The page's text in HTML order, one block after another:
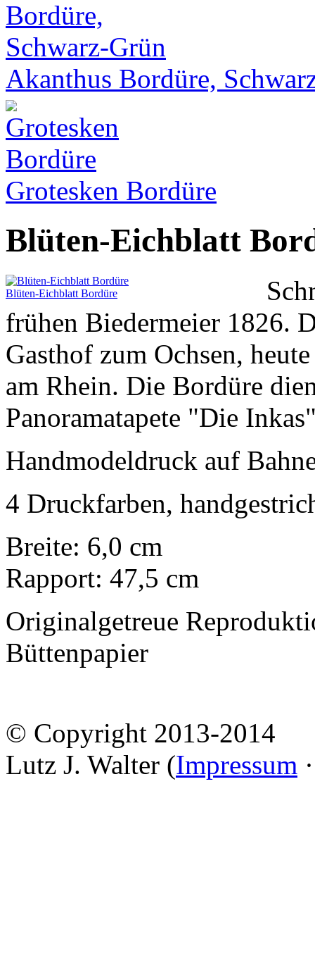
Akanthus Bordüre,
Grotesken Bordüre
Blüten-Eichblatt
Blüten-Eichblatt Bordüre
frühen Biedermeier 1826.
Gasthof zum Ochsen,
am Rhein. Die Bordüre
Panoramatapete "Die
Handmodeldruck auf
4 Druckfarben,
Breite: 6,0 cm
Rapport: 47,5 cm
Originalgetreue
Büttenpapier
© Copyright 2013-2014
Lutz J. Walter (Impressum